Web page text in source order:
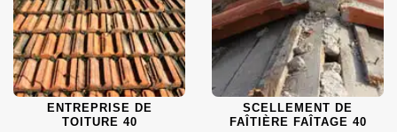
ENTREPRISE DE
TOITURE 40
SCELLEMENT DE
FAÎTIÈRE FAÎTAGE 40